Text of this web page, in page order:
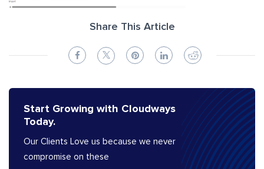
Share This Article
Start Growing with Cloudways
Today.
Our Clients Love us because we never
compromise on these